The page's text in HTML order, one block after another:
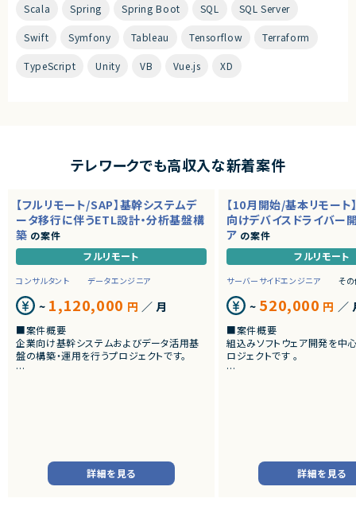
Scala Spring Spring Boot SQL SQL Server
Swift Symfony Tableau Tensorflow Terraform
TypeScript Unity VB Vue.js XD
テレワークでも高収入な新着案件
【フルリモート/SAP】基幹システムデ
ータ移行に伴うETL設計・分析基盤構
築 の案件
フルリモート
コンサルタント データエンジニア
~ 1,120,000 円 ／ 月
■案件概要
企業向け基幹システムおよびデータ活用基
盤の構築・運用を行うプロジェクトです。
■業務内容
・SAP BWの既存データモデルおよび帳票出
詳細を見る
【10月開始/基本リモート
向けデバイスドライバー
ア の案件
フルリモート
サーバーサイドエンジニア そ
~ 520,000 円 ／
■案件概要
組込みソフトウェア開発を中
ロジェクトです 。
バーの開発
・ソフトウェア評価および不
詳細を見る